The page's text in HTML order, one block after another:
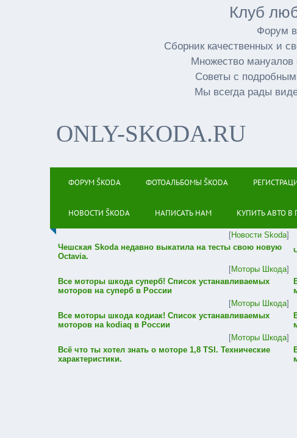
Клуб
Форум
Сборник качественных и
Множество мануалов
Советы с
Мы всегда рады
ONLY-SKODA.RU
ФОРУМ ŠKODA ФОТОАЛЬБОМЫ ŠKODA
НОВОСТИ ŠKODA НАПИСАТЬ НАМ КУПИТЬ АВТО В
[Новости Skoda]
Чешская Skoda недавно выкатила на тесты свою новую
Octavia.
[Моторы Шкода]
Все моторы шкода суперб! Список устанавливаемых
моторов на суперб в России
[Моторы Шкода]
Все моторы шкода кодиак! Список устанавливаемых
моторов на kodiaq в России
[Моторы Шкода]
Всё что ты хотел знать о моторе 1,8 TSI. Технические
характеристики.